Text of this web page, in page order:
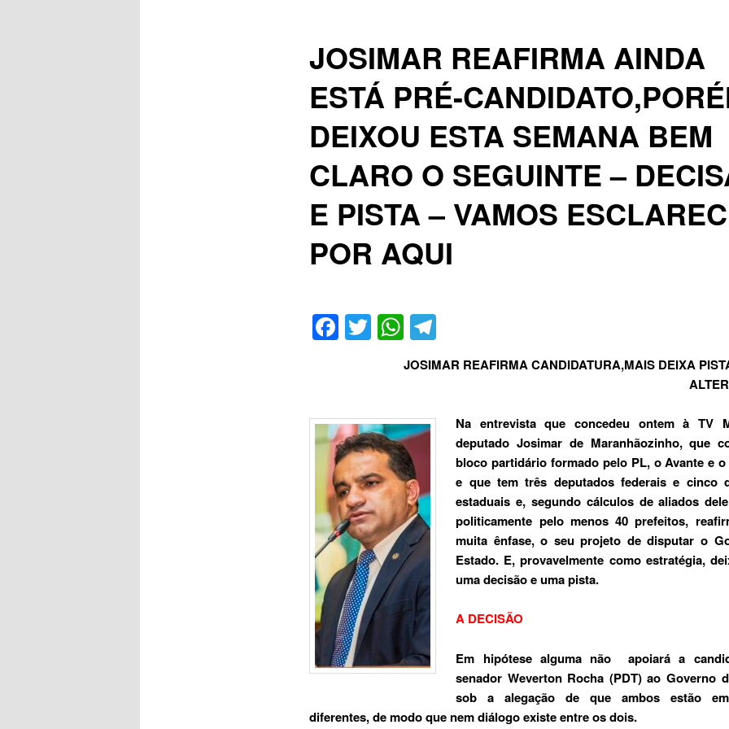
JOSIMAR REAFIRMA AINDA
ESTÁ PRÉ-
DEIXOU ESTA SEMANA BEM
CLARO O SEGUINTE –
E PISTA – VAMOS
POR AQUI
Facebook
TwitterWhatsApp
Telegram
JOSIMAR REAFIRMA CANDIDATURA,MAIS DEIXA
Na entrevista que concedeu ontem à TV
deputado Josimar de Maranhãozinho, que
bloco partidário formado pelo PL, o Avante e
e que tem três deputados federais e cinco
estaduais e, segundo cálculos de aliados
politicamente pelo menos 40 prefeitos,
muita ênfase, o seu projeto de disputar o
Estado. E, provavelmente como estratégia,
uma decisão e uma pista.
A DECISÃO
Em hipótese alguma não apoiará a
senador Weverton Rocha (PDT) ao Governo
sob a alegação de que ambos estão
diferentes, de modo que nem diálogo existe entre os dois.